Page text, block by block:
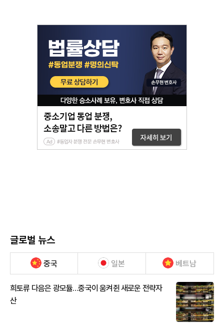
글로벌 뉴스
중국 일본 베트남
희토류 다음은 광모듈…중국이 움켜쥔 새로운 전략자
산